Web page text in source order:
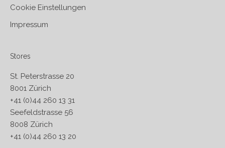
Cookie Einstellungen
Impressum
Stores
St. Peterstrasse 20
8001 Zürich
+41 (0)44 260 13 31
Seefeldstrasse 56
8008 Zürich
+41 (0)44 260 13 20